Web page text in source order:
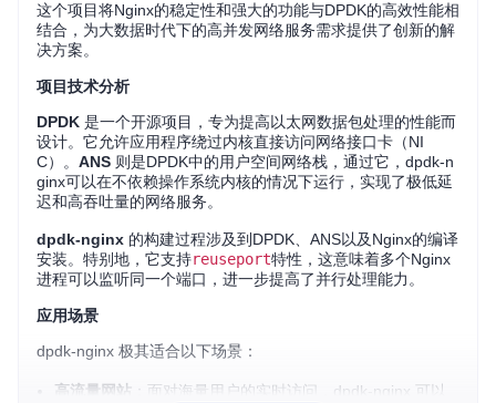
这个项目将Nginx的稳定性和强大的功能与DPDK的高效性能相
结合，为大数据时代下的高并发网络服务需求提供了创新的解
决方案。
项目技术分析
DPDK 是一个开源项目，专为提高以太网数据包处理的性能而
设计。它允许应用程序绕过内核直接访问网络接口卡（NI
C）。 ANS 则是DPDK中的用户空间网络栈，通过它，dpdk-n
ginx可以在不依赖操作系统内核的情况下运行，实现了极低延
迟和高吞吐量的网络服务。
dpdk-nginx 的构建过程涉及到DPDK、ANS以及Nginx的编译
安装。特别地，它支持reuseport特性，这意味着多个Nginx
进程可以监听同一个端口，进一步提高了并行处理能力。
应用场景
dpdk-nginx 极其适合以下场景：
高流量网站
：面对海量用户的实时访问，dpdk-nginx 可以